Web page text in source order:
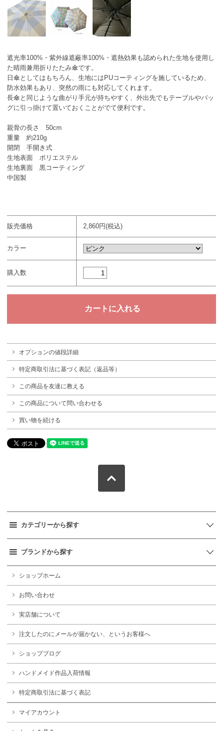
遮光率100%・紫外線遮蔽率100%・遮熱効果も認められた生地を使用し
た晴雨兼用折りたたみ傘です。
日傘としてはもちろん、生地にはPUコーティングを施しているため、
防水効果もあり、突然の雨にも対応してくれます。
長傘と同じような曲がり手元が持ちやすく、外出先でもテーブルやバッ
グに引っ掛けて置いておくことがでて便利です。
親骨の長さ 50cm
重量 約210g
開閉 手開き式
生地表面 ポリエステル
生地裏面 黒コーティング
中国製
販売価格 2,860円(税込)
カラー
購入数
オプションの値段詳細
特定商取引法に基づく表記（返品等）
この商品を友達に教える
この商品について問い合わせる
買い物を続ける
カテゴリーから探す
ブランドから探す
ショップホーム
お問い合わせ
実店舗について
注文したのにメールが届かない、というお客様へ
ショップブログ
ハンドメイド作品入荷情報
特定商取引法に基づく表記
マイアカウント